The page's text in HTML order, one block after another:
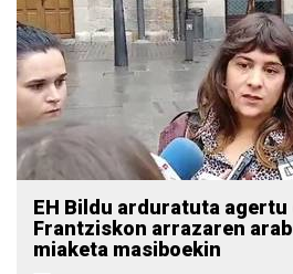
EH Bildu arduratuta agertu
Frantziskon arrazaren
miaketa masiboekin